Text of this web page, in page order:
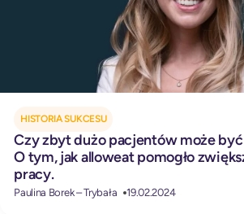
HISTORIA SUKCESU
Czy zbyt dużo pacjentów może
O tym, jak alloweat pomogło
pracy.
Paulina Borek – Trybała 19.02.2024